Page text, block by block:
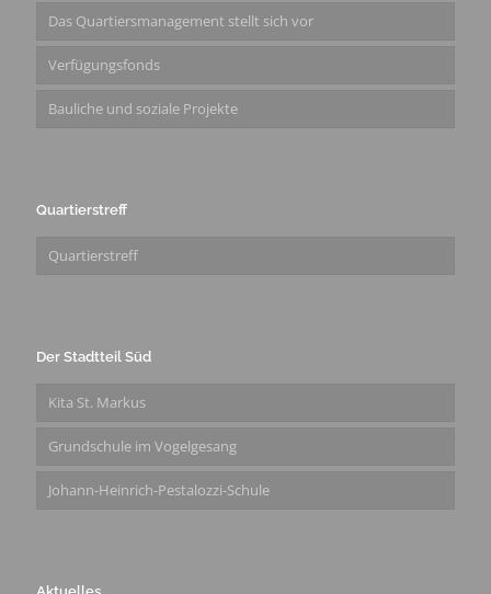
Das Quartiersmanagement stellt sich vor
Verfügungsfonds
Bauliche und soziale Projekte
Quartierstreff
Quartierstreff
Der Stadtteil Süd
Kita St. Markus
Grundschule im Vogelgesang
Johann-Heinrich-Pestalozzi-Schule